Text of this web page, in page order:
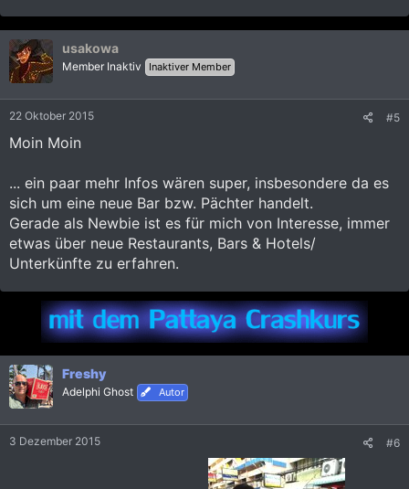
a
k
t
i
o
n
usakowa
Member Inaktiv Inaktiver Member
22 Oktober 2015 #5
Moin Moin
... ein paar mehr Infos wären super, insbesondere da es
sich um eine neue Bar bzw. Pächter handelt.
Gerade als Newbie ist es für mich von Interesse, immer
etwas über neue Restaurants, Bars & Hotels/
Unterkünfte zu erfahren.
Freshy
Adelphi Ghost Autor
3 Dezember 2015 #6